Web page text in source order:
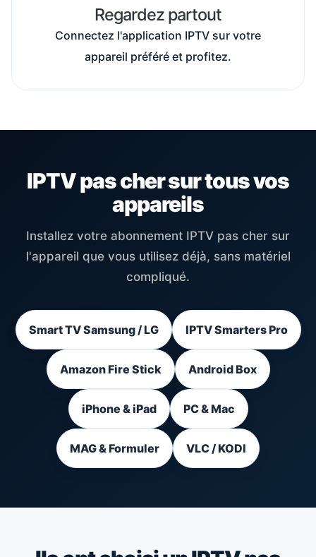
Regardez partout
Connectez l'application IPTV sur votre
appareil préféré et profitez.
IPTV pas cher sur tous vos
appareils
Installez votre abonnement IPTV pas cher sur
l'appareil que vous utilisez déjà, sans matériel
compliqué.
Smart TV Samsung / LG IPTV Smarters Pro
Amazon Fire Stick Android Box
iPhone & iPad PC & Mac
MAG & Formuler VLC / KODI